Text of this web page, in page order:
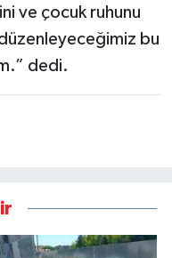
ve çocuk ruhunu
bu
dedi.